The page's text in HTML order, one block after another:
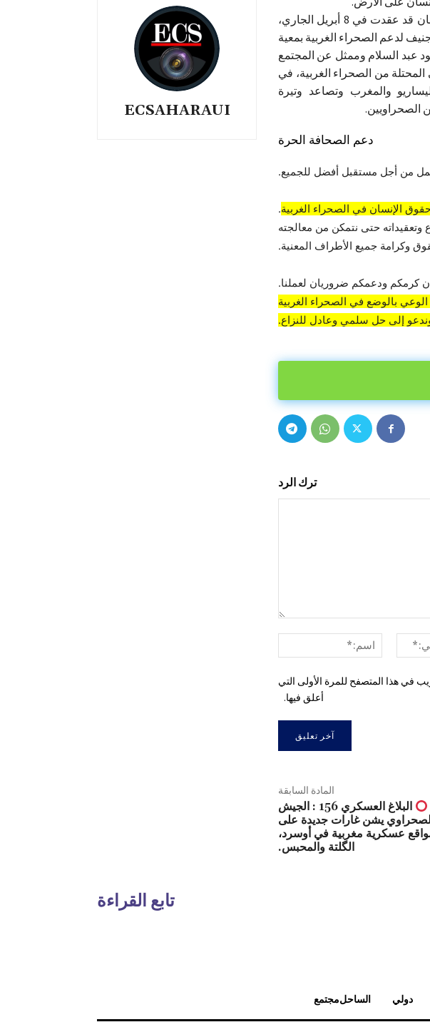
ECSAHARAUI
وكانت مفوضة الأمم المتحدة لحقوق الإنسان قد عقدت في 8 أبريل الجاري،
لدعم الصحراء الغربية بمعية
عبد السلام وممثل عن المجتمع
من الصحراء الغربية، في
والمغرب وتصاعد وتيرة
الصحراويين.
دعم الصحافة الحرة
من أجل مستقبل أفضل للجميع.
الإنسان في الصحراء الغربية.
حتى نتمكن من معالجته
وكرامة جميع الأطراف المعنية.
كرمكم ودعمكم ضروريان لعملنا.
الوعي بالوضع في الصحراء الغربية
وندعو إلى حل سلمي وعادل للنزاع.
ترك الرد
الإلكتروني:*
في هذا المتصفح للمرة الأولى التي
أعلق فيها.
المادة السابقة
البلاغ العسكري 156 : الجيش
يشن غارات جديدة على
عسكرية مغربية في أوسرد،
الگلتة والمحبس.
تابع القراءة
دولي الساحلمجتمع